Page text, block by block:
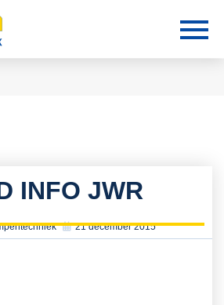
INFO JWR
21 december 2015